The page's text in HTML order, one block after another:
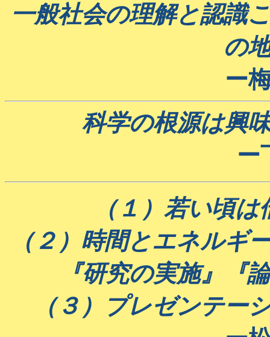
一般社会の理解と認識
の
ー
科学の根源は興
ー
（１）若い頃
（２）時間とエネルギ
『研究の実施』『
（３）プレゼンテー